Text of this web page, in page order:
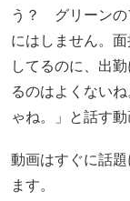
う？ グリーンの
にはしません。
してるのに、出
るのはよくない
ゃね。」と話す動
動画はすぐに話
ます。